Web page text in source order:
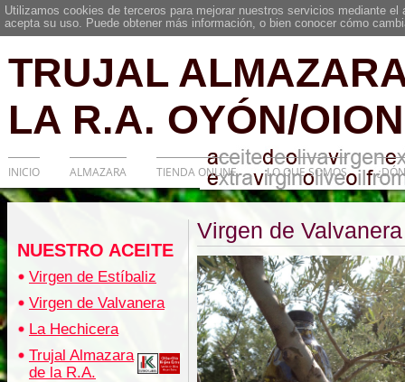
Utilizamos cookies de terceros para mejorar nuestros servicios mediante
acepta su uso. Puede obtener más información, o bien conocer cómo
TRUJAL
LA R.A. OYÓN/OION
INICIO ALMAZARA TIENDA ONLINE LO QUE SOMOS
NUESTRO ACEITE
Virgen de Estíbaliz
Virgen de Valvanera
La Hechicera
Trujal Almazara
de la R.A.
Virgen de